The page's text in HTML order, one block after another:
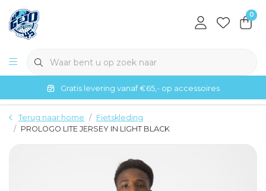
0
Gratis levering vanaf €65,- op accessoires
Terug naar home
Fietskleding
PROLOGO LITE JERSEY IN LIGHT BLACK